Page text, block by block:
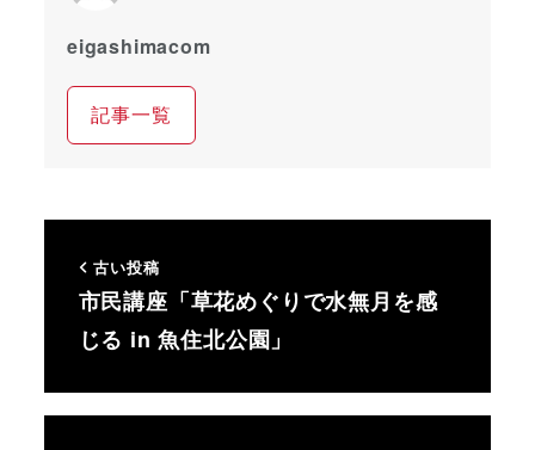
eigashimacom
記事一覧
古い投稿
市民講座「草花めぐりで水無月を感
じる in 魚住北公園」